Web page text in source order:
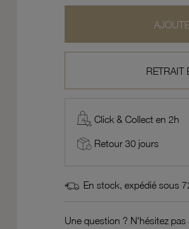
RETRAIT
Click & Collect en 2h
Retour 30 jours
En stock, expédié sous
Une question ? N'hésitez